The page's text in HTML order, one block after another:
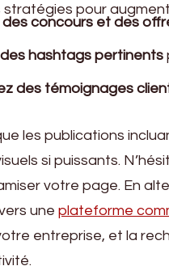
stratégies pour
des concours et des
hashtags pertinents
des témoignages
les publications
si puissants.
votre page. En
une plateforme
entreprise, et la